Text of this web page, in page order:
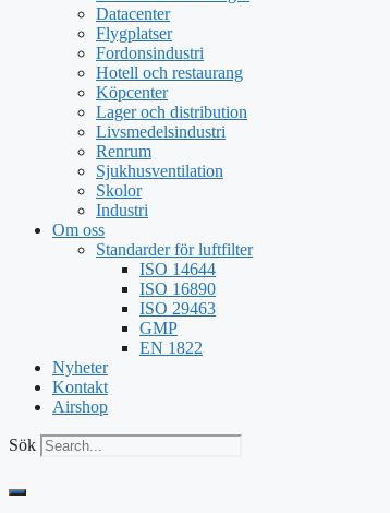
Datacenter
Flygplatser
Fordonsindustri
Hotell och restaurang
Köpcenter
Lager och distribution
Livsmedelsindustri
Renrum
Sjukhusventilation
Skolor
Industri
Om oss
Standarder för luftfilter
ISO 14644
ISO 16890
ISO 29463
GMP
EN 1822
Nyheter
Kontakt
Airshop
Sök